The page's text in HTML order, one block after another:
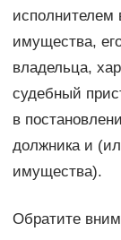
исполнителем
имущества,
владельца,
судебный
в
должника и
имущества).
Обратите